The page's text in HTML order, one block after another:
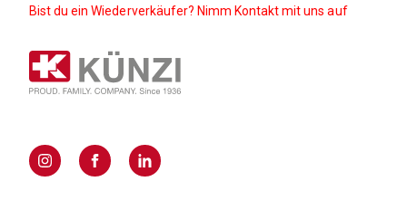
Bist du ein Wiederverkäufer? Nimm Kontakt mit uns auf